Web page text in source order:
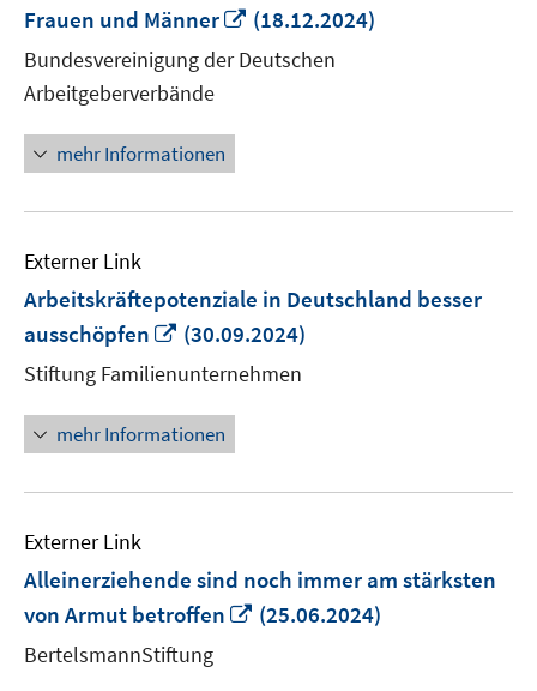
Frauen und Männer
In
neuem
Fenster
(18.12.2024)
Bundesvereinigung der Deutschen
Arbeitgeberverbände
mehr Informationen
Externer Link
Arbeitskräftepotenziale in Deutschland besser
ausschöpfen
In
Fenster
öffnen
(30.09.2024)
Stiftung Familienunternehmen
mehr Informationen
Externer Link
Alleinerziehende sind noch immer am stärksten
von Armut betroffen
In
(25.06.2024)
BertelsmannStiftung